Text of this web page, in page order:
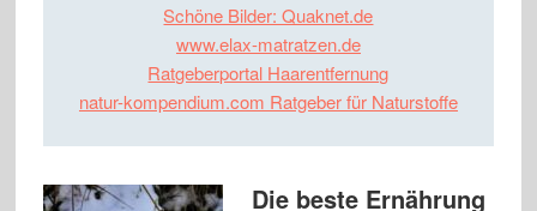
Schöne Bilder: Quaknet.de
www.elax-matratzen.de
Ratgeberportal Haarentfernung
natur-kompendium.com Ratgeber für Naturstoffe
Die beste Ernährung